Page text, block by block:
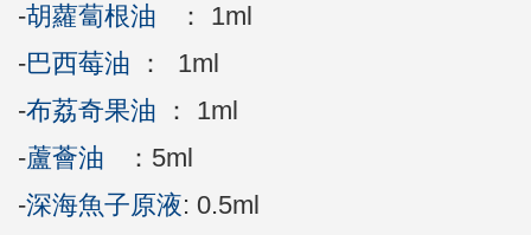
-胡蘿蔔根油
： 1ml
-巴西莓油
： 1ml
-布荔奇果油 ： 1ml
-蘆薈油 ：5ml
-深海魚子原液: 0.5ml